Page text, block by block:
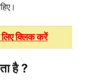
क्लिक करें
है ?